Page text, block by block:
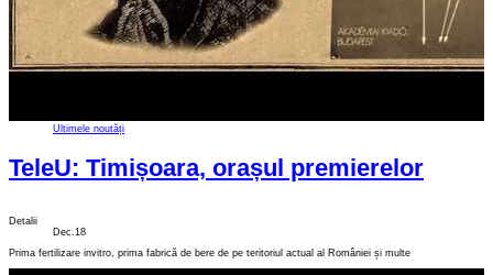
Ultimele noutăți
TeleU: Timișoara, orașul premierelor
Detalii
Dec.18
Prima fertilizare invitro, prima fabrică de bere de pe teritoriul actual al României și multe